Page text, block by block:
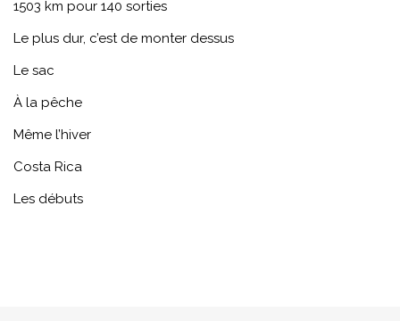
1503 km pour 140 sorties
Le plus dur, c’est de monter dessus
Le sac
À la pêche
Même l’hiver
Costa Rica
Les débuts